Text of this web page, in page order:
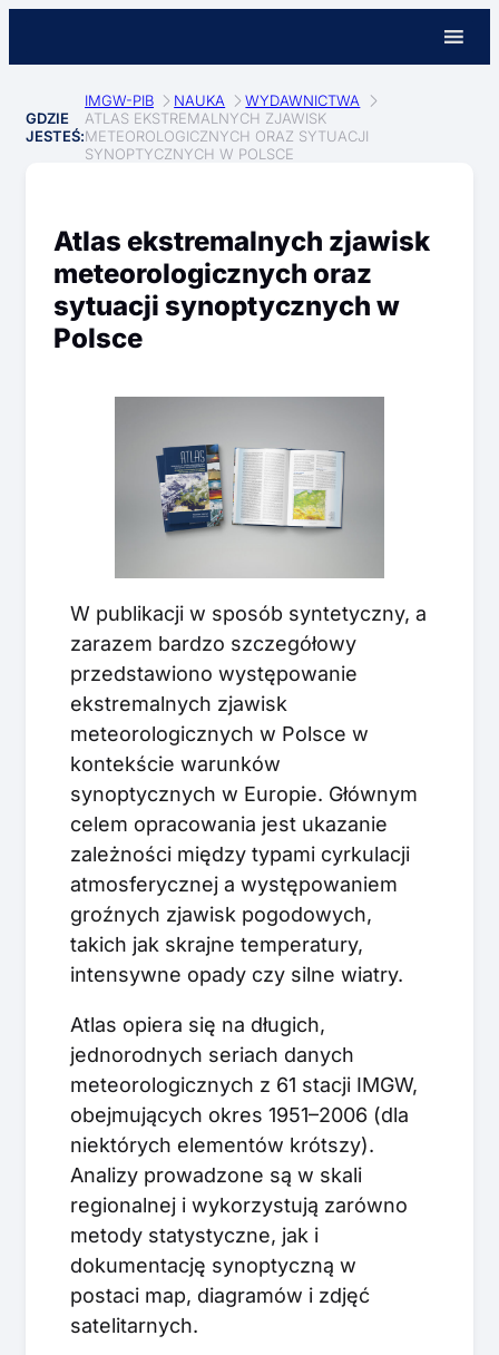
GDZIE
JESTEŚ:
IMGW-PIB NAUKA
WYDAWNICTWA
ATLAS EKSTREMALNYCH ZJAWISK
METEOROLOGICZNYCH ORAZ SYTUACJI
SYNOPTYCZNYCH W POLSCE
Atlas ekstremalnych zjawisk
meteorologicznych oraz
sytuacji synoptycznych w
Polsce
W publikacji w sposób syntetyczny, a
zarazem bardzo szczegółowy
przedstawiono występowanie
ekstremalnych zjawisk
meteorologicznych w Polsce w
kontekście warunków
synoptycznych w Europie. Głównym
celem opracowania jest ukazanie
zależności między typami cyrkulacji
atmosferycznej a występowaniem
groźnych zjawisk pogodowych,
takich jak skrajne temperatury,
intensywne opady czy silne wiatry.
Atlas opiera się na długich,
jednorodnych seriach danych
meteorologicznych z 61 stacji IMGW,
obejmujących okres 1951–2006 (dla
niektórych elementów krótszy).
Analizy prowadzone są w skali
regionalnej i wykorzystują zarówno
metody statystyczne, jak i
dokumentację synoptyczną w
postaci map, diagramów i zdjęć
satelitarnych.